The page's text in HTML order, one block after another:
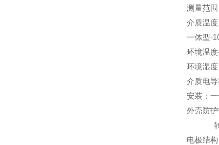
测量范
介质温
一体型-
环境温度
环境湿
介质电
安装：
外壳防
转换
电极结